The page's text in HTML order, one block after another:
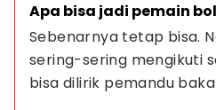
Apa bisa jadi pemain
Sebenarnya tetap bisa.
sering-sering mengikuti
bisa dilirik pemandu